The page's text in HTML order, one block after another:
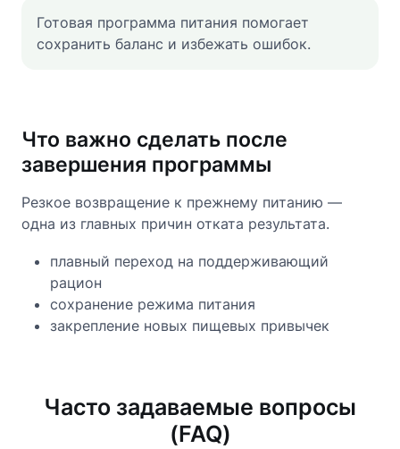
Готовая программа питания помогает
сохранить баланс и избежать ошибок.
Что важно сделать после
завершения программы
Резкое возвращение к прежнему питанию —
одна из главных причин отката результата.
плавный переход на поддерживающий
рацион
сохранение режима питания
закрепление новых пищевых привычек
Часто задаваемые вопросы
(FAQ)